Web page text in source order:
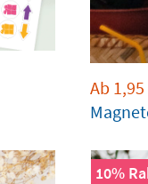
Ab 1,95
10%